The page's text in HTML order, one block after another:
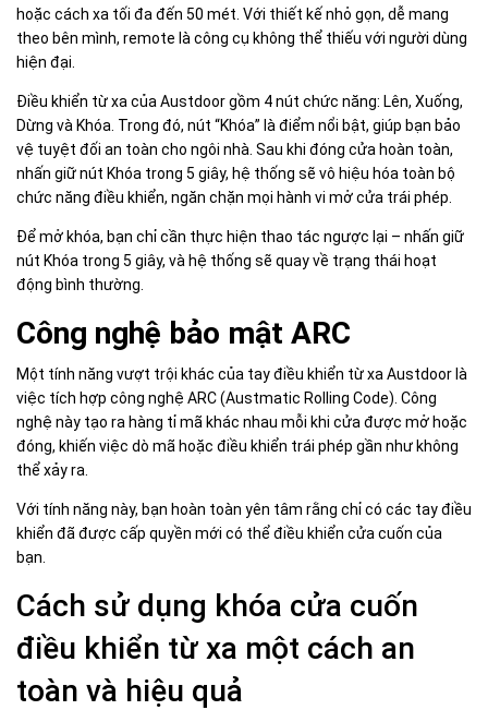
hoặc cách xa tối đa đến 50 mét. Với thiết kế nhỏ gọn, dễ mang
theo bên mình, remote là công cụ không thể thiếu với người dùng
hiện đại.
Điều khiển từ xa của Austdoor gồm 4 nút chức năng: Lên, Xuống,
Dừng và Khóa. Trong đó, nút “Khóa” là điểm nổi bật, giúp bạn bảo
vệ tuyệt đối an toàn cho ngôi nhà. Sau khi đóng cửa hoàn toàn,
nhấn giữ nút Khóa trong 5 giây, hệ thống sẽ vô hiệu hóa toàn bộ
chức năng điều khiển, ngăn chặn mọi hành vi mở cửa trái phép.
Để mở khóa, bạn chỉ cần thực hiện thao tác ngược lại – nhấn giữ
nút Khóa trong 5 giây, và hệ thống sẽ quay về trạng thái hoạt
động bình thường.
Công nghệ bảo mật ARC
Một tính năng vượt trội khác của tay điều khiển từ xa Austdoor là
việc tích hợp công nghệ ARC (Austmatic Rolling Code). Công
nghệ này tạo ra hàng tỉ mã khác nhau mỗi khi cửa được mở hoặc
đóng, khiến việc dò mã hoặc điều khiển trái phép gần như không
thể xảy ra.
Với tính năng này, bạn hoàn toàn yên tâm rằng chỉ có các tay điều
khiển đã được cấp quyền mới có thể điều khiển cửa cuốn của
bạn.
Cách sử dụng khóa cửa cuốn
điều khiển từ xa một cách an
toàn và hiệu quả